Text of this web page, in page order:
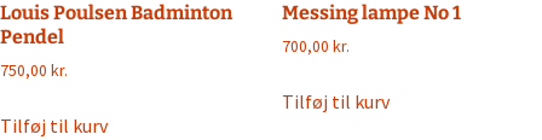
Louis Poulsen Badminton
Pendel
750,00 kr.
Tilføj til kurv
Messing lampe No 1
700,00 kr.
Tilføj til kurv